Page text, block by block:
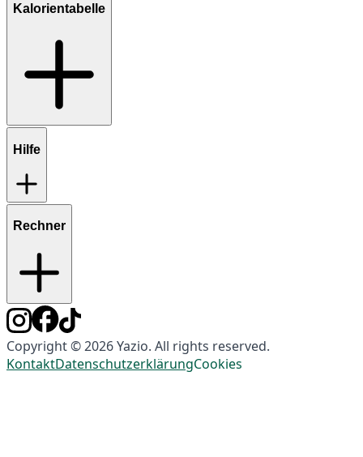
Kalorientabelle
Hilfe
Rechner
Copyright © 2026 Yazio. All rights reserved.
KontaktDatenschutzerklärungCookies